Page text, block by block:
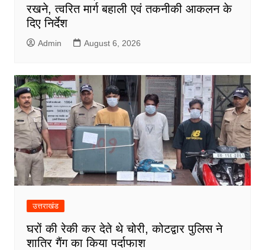
रखने, त्वरित मार्ग बहाली एवं तकनीकी आकलन के
दिए निर्देश
Admin August 6, 2026
उत्तराखंड
घरों की रेकी कर देते थे चोरी, कोटद्वार पुलिस ने
शातिर गैंग का किया पर्दाफाश